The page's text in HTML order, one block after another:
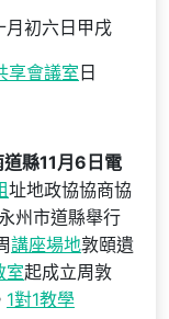
月初六日甲戌
享會議室 日
縣11月6日電
址地政協協商協
州市道縣舉行
講座場地敦頤遺
室起成立周敦
1對1教學